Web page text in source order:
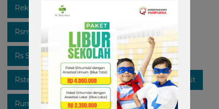
Rekrutmen Karyawan Baru Rsmakassar
Rsmakassarramah Rssm Rsstellamaris
Rs Stella Maris Rsstellamarismakassar
Rsterbaik Rsterbaikdimakassar Rumahsakit
Rumahsakitkatolik Rumahsakitmakassar